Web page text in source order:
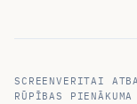
SCREENVERITAI
RŪPĪBAS